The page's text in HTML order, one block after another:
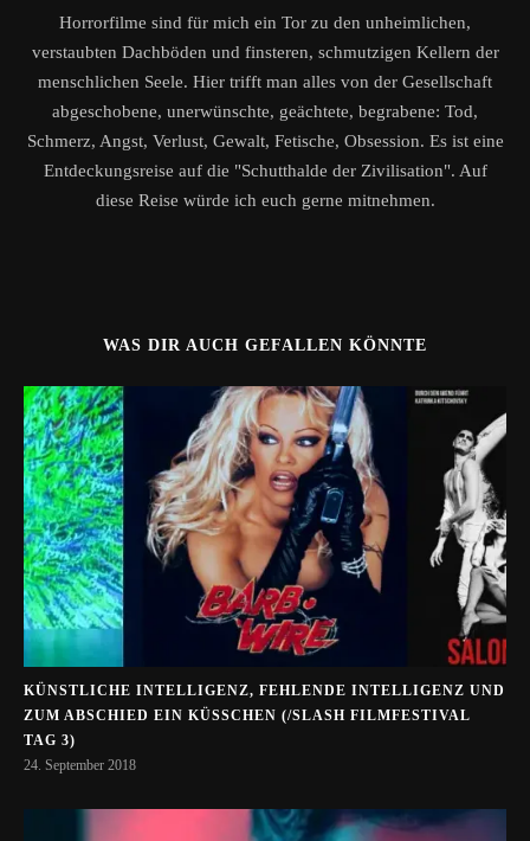
Horrorfilme sind für mich ein Tor zu den unheimlichen,
verstaubten Dachböden und finsteren, schmutzigen Kellern der
menschlichen Seele. Hier trifft man alles von der Gesellschaft
abgeschobene, unerwünschte, geächtete, begrabene: Tod,
Schmerz, Angst, Verlust, Gewalt, Fetische, Obsession. Es ist eine
Entdeckungsreise auf die "Schutthalde der Zivilisation". Auf
diese Reise würde ich euch gerne mitnehmen.
WAS DIR AUCH GEFALLEN KÖNNTE
KÜNSTLICHE INTELLIGENZ, FEHLENDE INTELLIGENZ UND
ZUM ABSCHIED EIN KÜSSCHEN (/SLASH FILMFESTIVAL
TAG 3)
24. September 2018